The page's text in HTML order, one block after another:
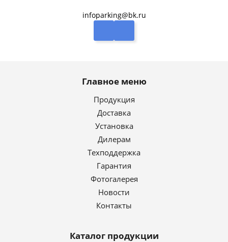
infoparking@bk.ru
Главное меню
Продукция
Доставка
Установка
Дилерам
Техподдержка
Гарантия
Фотогалерея
Новости
Контакты
Каталог продукции